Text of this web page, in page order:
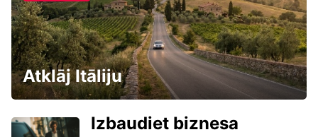
Atklāj Itāliju
Izbaudiet biznesa